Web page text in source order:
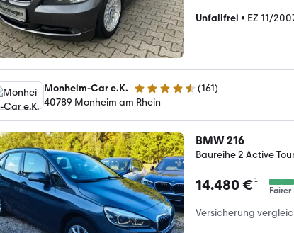
Unfallfrei • EZ 11/
Monheim-Car e.K. 4.7 Sterne (161)
40789 Monheim am Rhein
BMW 216
Baureihe 2 Active
14.480 €¹
Fairer
Versicherung